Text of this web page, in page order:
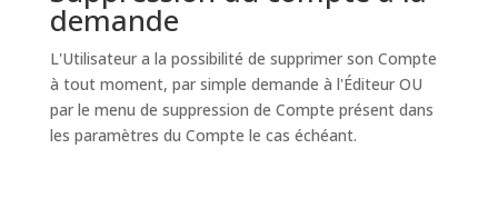
demande
L'Utilisateur a la possibilité de supprimer son Compte
à tout moment, par simple demande à l'Éditeur OU
par le menu de suppression de Compte présent dans
les paramètres du Compte le cas échéant.